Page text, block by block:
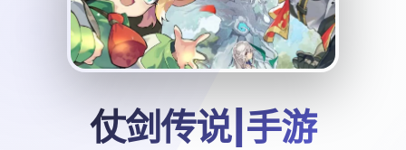
仗剑传说|手游